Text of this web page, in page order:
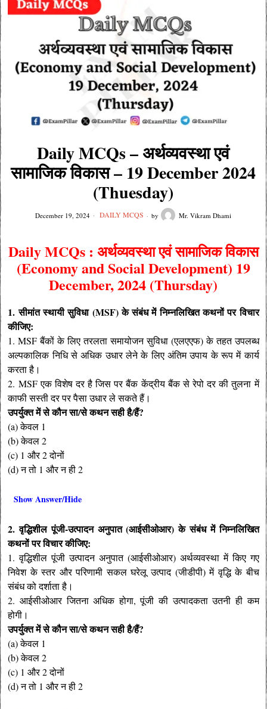
Daily MCQs – अर्थव्यवस्था एवं
सामाजिक विकास – 19 December 2024
(Thuesday)
December 19, 2024 DAILY MCQS by Mr. Vikram Dhami
Daily MCQs : अर्थव्यवस्था एवं सामाजिक विकास
(Economy and Social Development) 19
December, 2024 (Thursday)
1. सीमांत स्थायी सुविधा (MSF) के संबंध में निम्नलिखित कथनों पर विचार
कीजिए:
1. MSF बैंकों के लिए तरलता समायोजन सुविधा (एलएएफ) के तहत उपलब्ध
अल्पकालिक निधि से अधिक उधार लेने के लिए अंतिम उपाय के रूप में कार्य
करता है।
2. MSF एक विशेष दर है जिस पर बैंक केंद्रीय बैंक से रेपो दर की तुलना में
काफी सस्ती दर पर पैसा उधार ले सकते हैं।
उपर्युक्त में से कौन सा/से कथन सही है/हैं?
(a) केवल 1
(b) केवल 2
(c) 1 और 2 दोनों
(d) न तो 1 और न ही 2
Show Answer/Hide
2. वृद्धिशील पूंजी-उत्पादन अनुपात (आईसीओआर) के संबंध में निम्नलिखित
कथनों पर विचार कीजिए:
1. वृद्धिशील पूंजी उत्पादन अनुपात (आईसीओआर) अर्थव्यवस्था में किए गए
निवेश के स्तर और परिणामी सकल घरेलू उत्पाद (जीडीपी) में वृद्धि के बीच
संबंध को दर्शाता है।
2. आईसीओआर जितना अधिक होगा, पूंजी की उत्पादकता उतनी ही कम
होगी।
उपर्युक्त में से कौन सा/से कथन सही है/हैं?
(a) केवल 1
(b) केवल 2
(c) 1 और 2 दोनों
(d) न तो 1 और न ही 2